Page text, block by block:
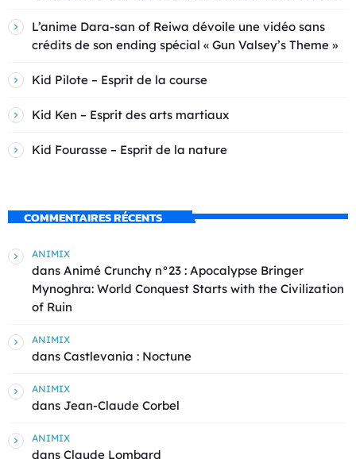
L’anime Dara-san of Reiwa dévoile une vidéo sans
crédits de son ending spécial « Gun Valsey’s Theme »
Kid Pilote – Esprit de la course
Kid Ken – Esprit des arts martiaux
Kid Fourasse – Esprit de la nature
COMMENTAIRES RÉCENTS
ANIMIX
dans Animé Crunchy n°23 : Apocalypse Bringer
Mynoghra: World Conquest Starts with the Civilization
of Ruin
ANIMIX
dans Castlevania : Noctune
ANIMIX
dans Jean-Claude Corbel
ANIMIX
dans Claude Lombard